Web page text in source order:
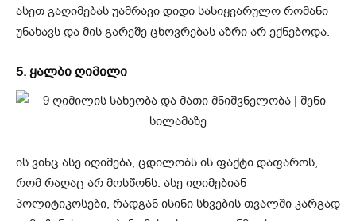
ასეთ გაღიმებას უამრავი დიდი სასიყვარულო რომანი
უნახავს და მის გარეშე ცხოვრებას აზრი არ ექნებოდა.
5. ყალბი ღიმილი
ის ვინც ასე იღიმება, ცდილობს ის ფაქტი დაფაროს,
რომ რაღაც არ მოსწონს. ასე იღიმებიან
პოლიტიკოსები, რადგან ისინი სხვების თვალში კარგად